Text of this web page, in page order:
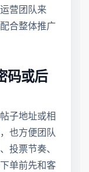
营团队来
合整体推广
码或后
子地址或相
也方便团队
投票节奏、
单前先和客